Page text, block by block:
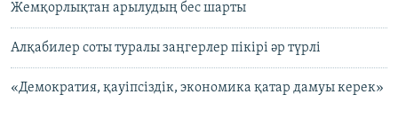
Жемқорлықтан арылудың бес шарты
Алқабилер соты туралы заңгерлер пікірі әр түрлі
«Демократия, қауіпсіздік, экономика қатар дамуы керек»